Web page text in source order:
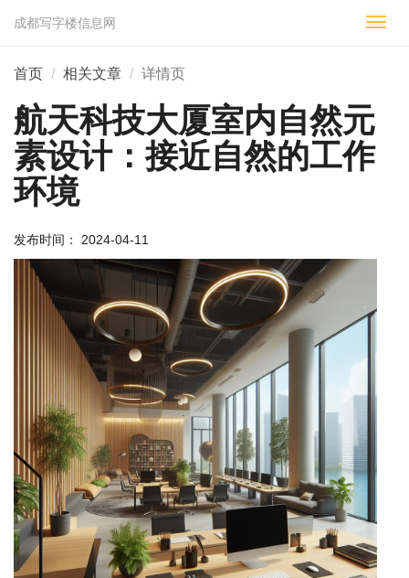
切
成都写字楼信息网
首页 相关文章 详情页
航天科技大厦室内自然元
素设计：接近自然的工作
环境
发布时间： 2024-04-11